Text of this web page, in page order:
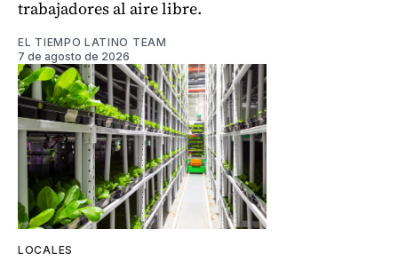
trabajadores al aire libre.
EL TIEMPO LATINO TEAM
7 de agosto de 2026
LOCALES